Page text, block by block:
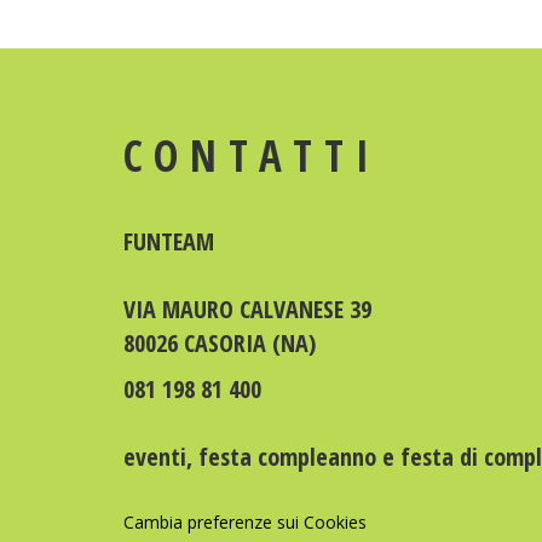
CONTATTI
FUNTEAM
VIA MAURO CALVANESE 39
80026 CASORIA (NA)
081 198 81 400
eventi, festa compleanno e festa di
Cambia preferenze sui Cookies